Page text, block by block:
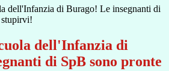
dell'Infanzia di Burago! Le insegnanti di
stupirvi!
dell'Infanzia di
di SpB sono pronte